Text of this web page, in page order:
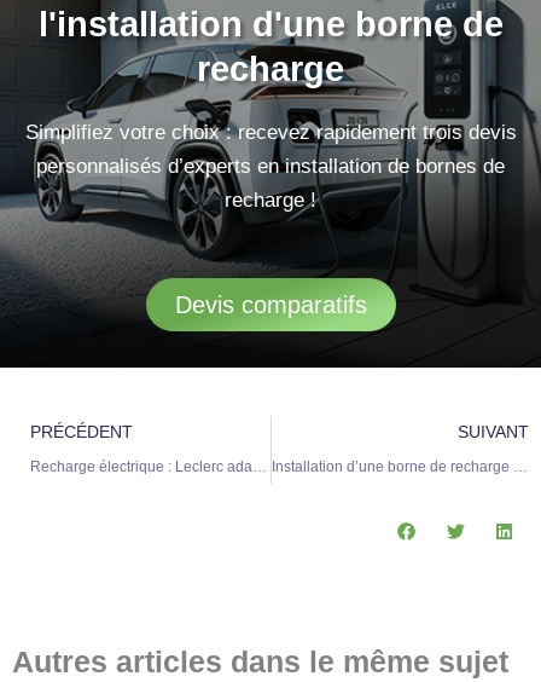
l'installation d'une borne de
recharge
Simplifiez votre choix : recevez rapidement trois devis
personnalisés d’experts en installation de bornes de
recharge !
Devis comparatifs
Précédent
PRÉCÉDENT SUIVANT
Autres articles dans le même sujet